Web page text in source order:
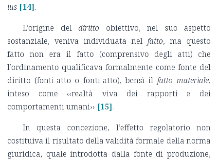
ius [14].
L’origine del diritto obiettivo, nel suo aspetto
sostanziale, veniva individuata nel fatto, ma questo
fatto non era il fatto (comprensivo degli atti) che
l’ordinamento qualificava formalmente come fonte del
diritto (fonti-atto o fonti-atto), bensì ilfatto materiale,
inteso come ‹‹realtà viva dei rapporti e dei
comportamenti umani›› [15].
In questa concezione, l’effetto regolatorio non
costituiva il risultato della validità formale della norma
giuridica, quale introdotta dalla fonte di produzione,